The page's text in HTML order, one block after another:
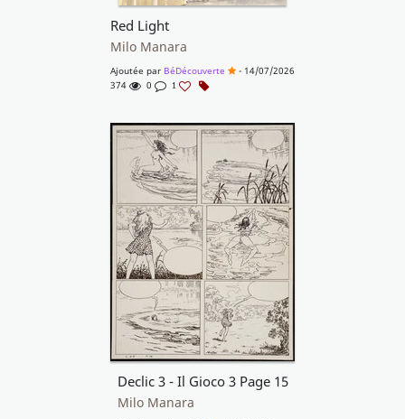
Red Light
Milo Manara
Ajoutée par BéDécouverte
- 14/07/2026
374
0 1
Declic 3 - Il Gioco 3 Page 15
Milo Manara